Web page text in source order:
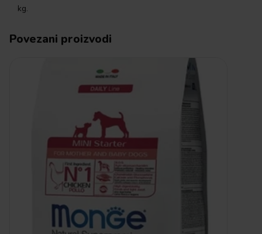
kg.
Povezani proizvodi